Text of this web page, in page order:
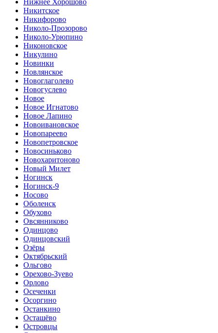
Нижнее Хорошово
Никитское
Никифорово
Николо-Прозорово
Николо-Урюпино
Никоновское
Никулино
Новинки
Новлянское
Новоглаголево
Новогуслево
Новое
Новое Игнатово
Новое Лапино
Новоивановское
Новопареево
Новопетровское
Новосиньково
Новохаритоново
Новый Милет
Ногинск
Ногинск-9
Носово
Оболенск
Обухово
Овсянниково
Одинцово
Одинцовский
Озёры
Октябрьский
Ольгово
Орехово-Зуево
Орлово
Осеченки
Осоргино
Останкино
Осташёво
Островцы